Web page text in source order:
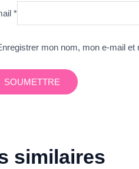
*
mon nom, mon e-mail
similaires